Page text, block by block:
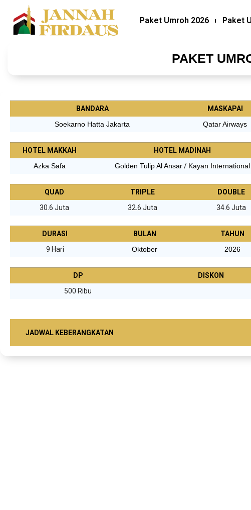
Paket Umroh 2026 Paket
PAKET
BANDARA
MASKAPAI
Soekarno Hatta Jakarta
Qatar Airways
HOTEL MAKKAH
HOTEL MADINAH
Azka Safa
Golden Tulip Al Ansar/ Kayan International
QUAD TRIPLE
DOUBLE
30.6 Juta
32.6 Juta 34.6 Juta
DURASI BULAN
TAHUN
9 Hari
Oktober 2026
DP
DISKON
500 Ribu
JADWAL KEBERANGKATAN